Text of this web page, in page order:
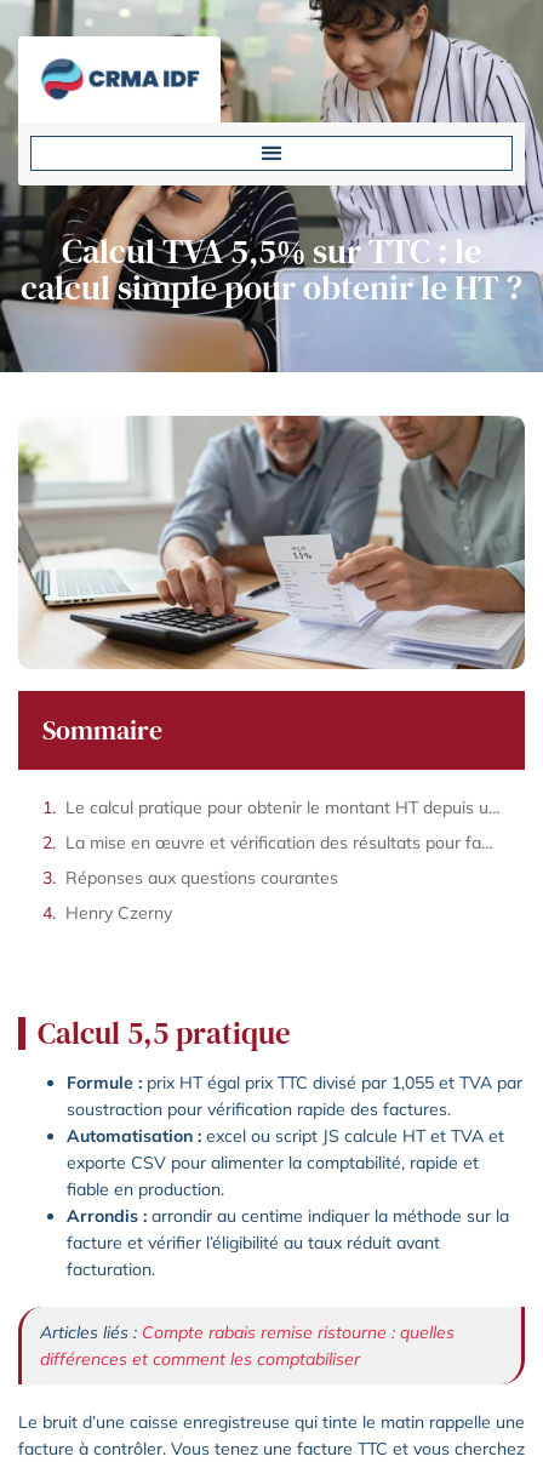
Calcul TVA 5,5% sur TTC : le
calcul simple pour obtenir le HT ?
Sommaire
Le calcul pratique pour obtenir le montant HT depuis un montant TTC à 5,5 %
La mise en œuvre et vérification des résultats pour facturation et conformité
Réponses aux questions courantes
Henry Czerny
Calcul 5,5 pratique
Formule : prix HT égal prix TTC divisé par 1,055 et TVA par
soustraction pour vérification rapide des factures.
Automatisation : excel ou script JS calcule HT et TVA et
exporte CSV pour alimenter la comptabilité, rapide et
fiable en production.
Arrondis : arrondir au centime indiquer la méthode sur la
facture et vérifier l’éligibilité au taux réduit avant
facturation.
Articles liés : Compte rabais remise ristourne : quelles
différences et comment les comptabiliser
Le bruit d’une caisse enregistreuse qui tinte le matin rappelle une
facture à contrôler. Vous tenez une facture TTC et vous cherchez